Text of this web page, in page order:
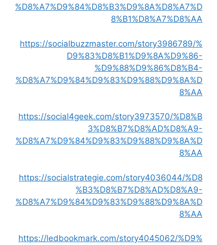
%D8%A7%D9%84%D8%B3%D9%8A%D8%A7%D
8%B1%D8%A7%D8%AA
https://socialbuzzmaster.com/story3986789/%
D9%83%D8%B1%D9%8A%D9%86-
%D9%88%D9%86%D8%B4-
%D8%A7%D9%84%D9%83%D9%88%D9%8A%D
8%AA
https://social4geek.com/story3973570/%D8%B
3%D8%B7%D8%AD%D8%A9-
%D8%A7%D9%84%D9%83%D9%88%D9%8A%D
8%AA
https://socialstrategie.com/story4036044/%D8
%B3%D8%B7%D8%AD%D8%A9-
%D8%A7%D9%84%D9%83%D9%88%D9%8A%D
8%AA
https://ledbookmark.com/story4045062/%D9%